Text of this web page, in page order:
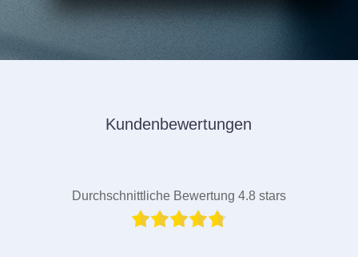
Kundenbewertungen
Durchschnittliche Bewertung 4.8 stars